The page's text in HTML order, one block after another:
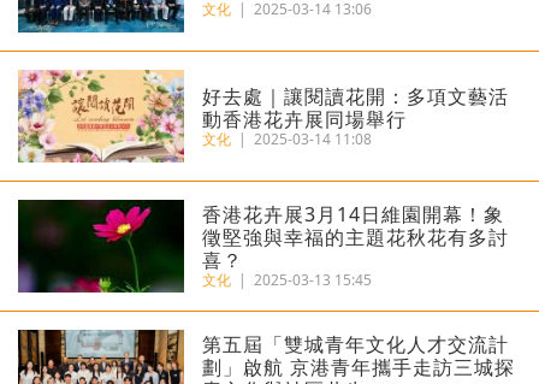
文化 | 2025-03-14 13:06
好去處｜讓閱讀花開：多項文藝活
動香港花卉展同場舉行
文化 | 2025-03-14 11:08
香港花卉展3月14日維園開幕！象
徵堅強與幸福的主題花秋花有多討
喜？
文化 | 2025-03-13 15:45
第五屆「雙城青年文化人才交流計
劃」啟航 京港青年攜手走訪三城探